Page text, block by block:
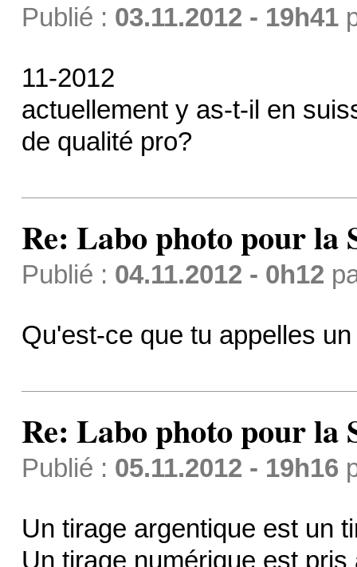
Publié : 03.11.2012 - 19h41
11-2012
actuellement y as-t-il en
de qualité pro?
Re: Labo photo pour la
Publié : 04.11.2012 - 0h12
Qu'est-ce que tu appelles
Re: Labo photo pour la
Publié : 05.11.2012 - 19h16
Un tirage argentique est un
Un tirage numérique est